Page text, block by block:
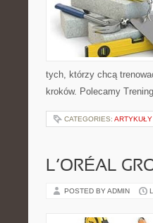
tych, którzy chcą
kroków. Polecamy
CATEGORIES:
L’ORÉAL
POSTED BY ADMIN